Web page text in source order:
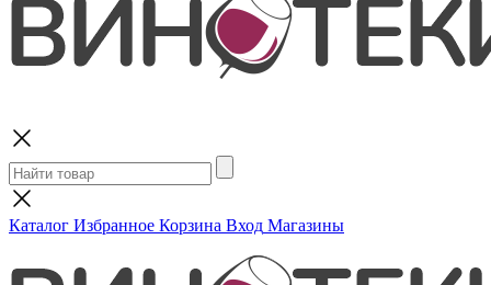
Каталог Избранное Корзина Вход Магазины